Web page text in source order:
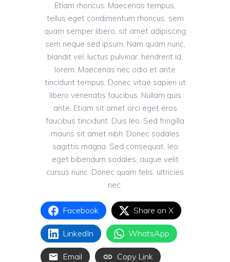
Etiam rhoncus. Maecenas tempus,
tellus eget condimentum rhoncus, sem
quam semper libero, sit amet adipiscing
sem neque sed ipsum. Nam quam nunc,
blandit vel, luctus pulvinar, hendrerit id,
lorem. Maecenas nec odio et ante
tincidunt tempus. Donec vitae sapien ut
libero venenatis faucibus. Nullam quis
ante. Etiam sit amet orci eget eros
faucibus tincidunt. Duis leo. Sed fringilla
mauris sit amet nibh. Donec sodales
sagittis magna. Sed consequat, leo
eget bibendum sodales, augue velit
cursus nunc. Donec quam felis, ultricies
nec.
Facebook Share on X
LinkedIn WhatsApp
Email Copy Link